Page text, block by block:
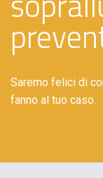
Saremo felici di
fanno al tuo caso.